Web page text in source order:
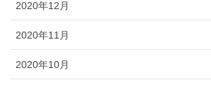
2020年12月
2020年11月
2020年10月